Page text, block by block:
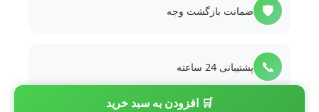
🛒 افزودن به سبد خرید
🛡️ ضمانت بازگشت وجه
📞 پشتیبانی 24 ساعته